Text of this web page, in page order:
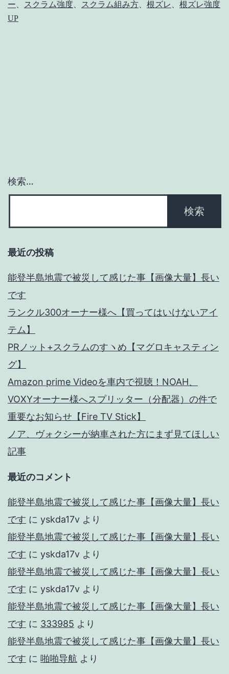
ノ
ー スクラム強度 スクラム組み方 根ズレ
根ズレ強度
UP
検索…
最近の投稿
能登半島地震で被災して感じた事【画像大量】長い
です
ランクル300オーナー様へ【買ってはいけないアイ
テム】
PRノット+スクラムのすヽめ【マグロキャスティン
グ】
Amazon prime Videoを車内で視聴！NOAH、
VOXYオーナー様へスプリッター（分配器）の件で
重要なお知らせ【Fire TV Stick】
ノア、ヴォクシーが納車された方にまず見てほしい
記事
最近のコメント
能登半島地震で被災して感じた事【画像大量】長い
です に yskda17v より
能登半島地震で被災して感じた事【画像大量】長い
です に yskda17v より
能登半島地震で被災して感じた事【画像大量】長い
です に yskda17v より
能登半島地震で被災して感じた事【画像大量】長い
です に 333985 より
能登半島地震で被災して感じた事【画像大量】長い
です に 啪啪导航 より